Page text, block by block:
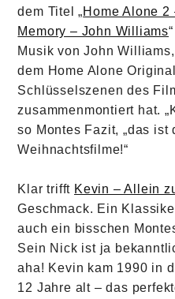
dem Titel „Home Alone 2
Memory – John Williams
Musik von John
dem Home Alone
Schlüsselszenen des
zusammenmontiert hat.
so Montes Fazit, „das
Weihnachtsfilme!“
Klar trifft Kevin – Allein
Geschmack. Ein
auch ein bisschen
Sein Nick ist ja
aha! Kevin kam 1990 in
12 Jahre alt – das